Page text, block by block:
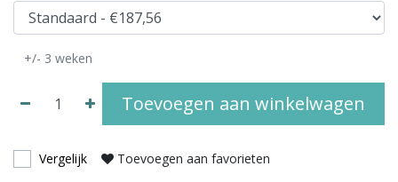
+/- 3 weken
Toevoegen aan winkelwagen
Vergelijk Toevoegen aan favorieten